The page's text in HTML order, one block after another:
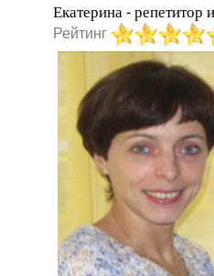
Екатерина - репетитор
Рейтинг